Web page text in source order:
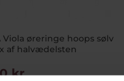
Viola øreringe hoops sølv
af halvædelsten
kr